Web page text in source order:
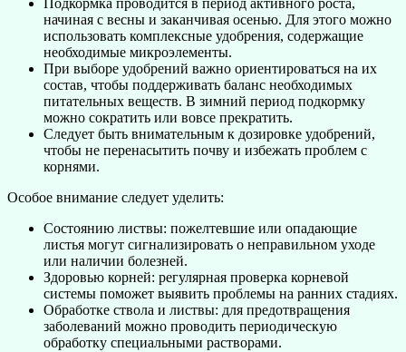
Подкормка проводится в период активного роста,
начиная с весны и заканчивая осенью. Для этого можно
использовать комплексные удобрения, содержащие
необходимые микроэлементы.
При выборе удобрений важно ориентироваться на их
состав, чтобы поддерживать баланс необходимых
питательных веществ. В зимний период подкормку
можно сократить или вовсе прекратить.
Следует быть внимательным к дозировке удобрений,
чтобы не перенасытить почву и избежать проблем с
корнями.
Особое внимание следует уделить:
Состоянию листвы: пожелтевшие или опадающие
листья могут сигнализировать о неправильном уходе
или наличии болезней.
Здоровью корней: регулярная проверка корневой
системы поможет выявить проблемы на ранних стадиях.
Обработке ствола и листвы: для предотвращения
заболеваний можно проводить периодическую
обработку специальными растворами.